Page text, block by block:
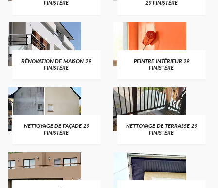
FINISTÈRE
29 FINISTÈRE
RÉNOVATION DE MAISON 29
FINISTÈRE
PEINTRE INTÉRIEUR 29
FINISTÈRE
NETTOYAGE DE FAÇADE 29
FINISTÈRE
NETTOYAGE DE TERRASSE 29
FINISTÈRE